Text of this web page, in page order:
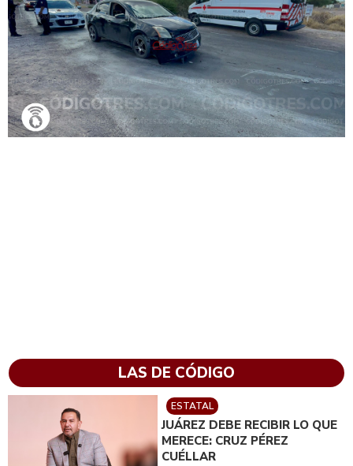
LAS DE CÓDIGO
ESTATAL
JUÁREZ DEBE RECIBIR LO QUE
MERECE: CRUZ PÉREZ
CUÉLLAR